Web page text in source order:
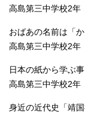
高島第三中学校2
おばあの名前は「か
高島第三中学校2
日本の紙から学ぶ事
高島第三中学校2
身近の近代史「靖国